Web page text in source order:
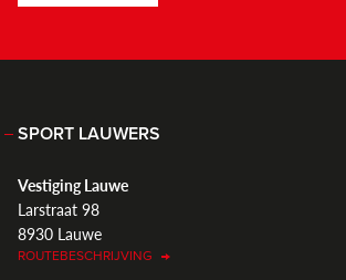
SPORT LAUWERS
Vestiging Lauwe
Larstraat 98
8930 Lauwe
ROUTEBESCHRIJVING